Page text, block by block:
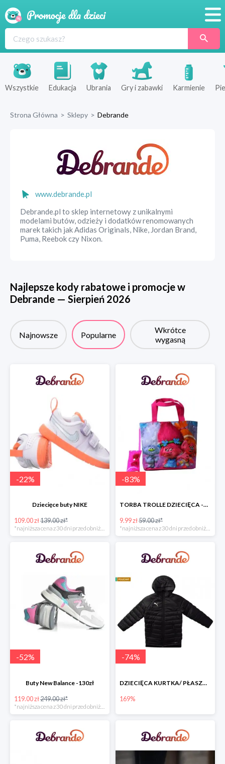
Produkty
Sklepy
Wszystkie Edukacja Ubrania Gry i zabawki Karmienie
Strona Główna > Sklepy > Debrande
www.debrande.pl
Debrande.pl to sklep internetowy z unikalnymi
modelami butów, odzieży i dodatków renomowanych
marek takich jak Adidas Originals, Nike, Jordan Brand,
Puma, Reebok czy Nixon.
Najlepsze kody rabatowe i promocje w
Debrande — Sierpień 2026
Najnowsze Popularne
Wkrótce
wygasną
-22%
Dziecięce buty NIKE
109.00 zł139.00 zł*
*najniższa cena z 30 dni przed obniżką
-83%
TORBA TROLLE DZIECIĘCA -49zł
9.99 zł59.00 zł*
*najniższa cena z 30 dni przed obniżką
-52%
Buty New Balance -130zł
119.00 zł249.00 zł*
-74%
DZIECIĘCA KURTKA/ PŁASZCZ PUMA -490zł
169%